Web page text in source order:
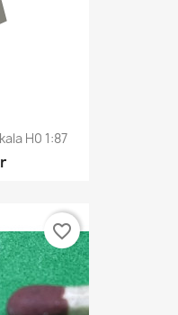
H0 1:87
favorite_border